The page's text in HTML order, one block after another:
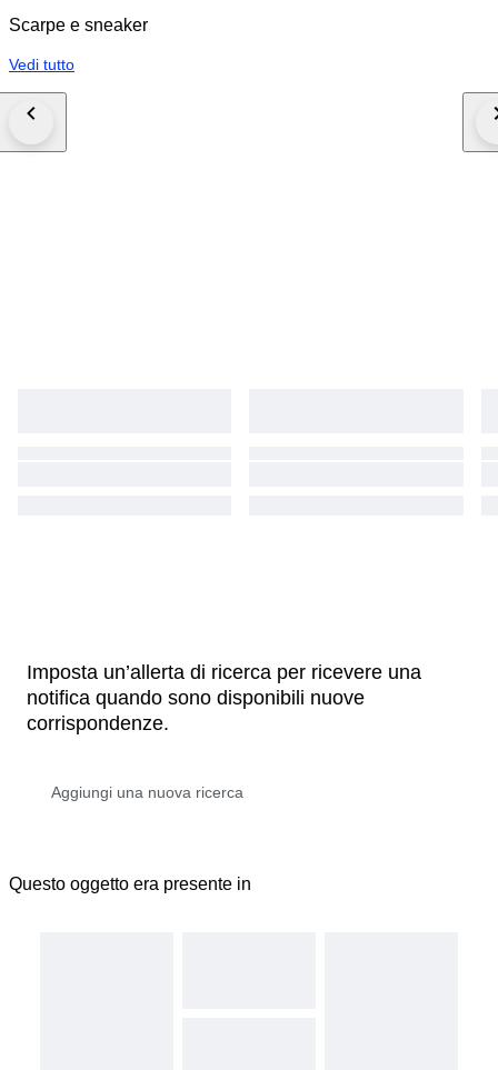
Scarpe e sneaker
Vedi tutto
Imposta un’allerta di ricerca per ricevere una
notifica quando sono disponibili nuove
corrispondenze.
Questo oggetto era presente in